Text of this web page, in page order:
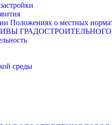
Положениях о местных
среды